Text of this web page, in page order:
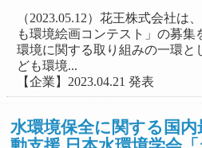
（2023.05.12）花王株式会社は
も環境絵画コンテスト」の募集
環境に関する取り組みの一環と
ども環境...
【企業】2023.04.21 発表
水環境保全に関する国